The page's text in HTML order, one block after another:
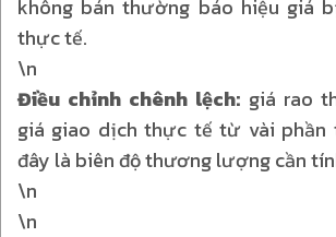
không bán thường báo hiệu giá
thực tế.
\n
Điều chỉnh chênh lệch: giá rao
giá giao dịch thực tế từ vài
đây là biên độ thương lượng cần
\n
\n